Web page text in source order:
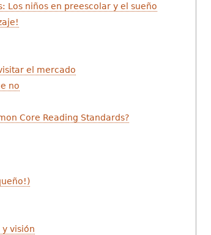
Los niños en preescolar y el sueño
el mercado
no
Core Reading Standards?
visión